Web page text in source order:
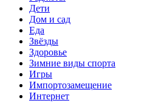
Дети
Дом и сад
Еда
Звёзды
Здоровье
Зимние виды спорта
Игры
Импортозамещение
Интернет